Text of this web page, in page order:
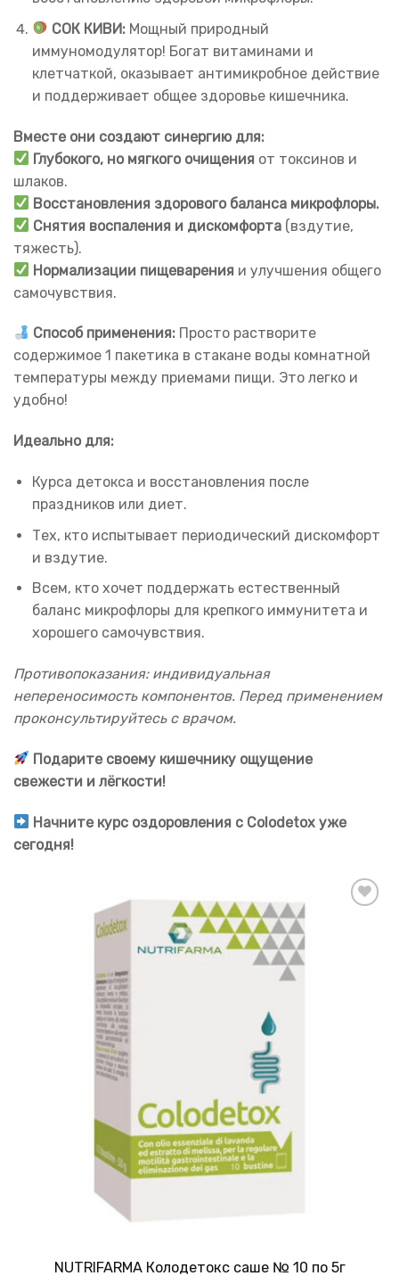
СОК КИВИ: Мощный природный
иммуномодулятор! Богат витаминами и
клетчаткой, оказывает антимикробное действие
и поддерживает общее здоровье кишечника.
Вместе они создают синергию для:
Глубокого, но мягкого очищения от токсинов и
шлаков.
Восстановления здорового баланса микрофлоры.
Снятия воспаления и дискомфорта (вздутие,
тяжесть).
Нормализации пищеварения и улучшения общего
самочувствия.
Способ применения: Просто растворите
содержимое 1 пакетика в стакане воды комнатной
температуры между приемами пищи. Это легко и
удобно!
Идеально для:
Курса детокса и восстановления после
праздников или диет.
Тех, кто испытывает периодический дискомфорт
и вздутие.
Всем, кто хочет поддержать естественный
баланс микрофлоры для крепкого иммунитета и
хорошего самочувствия.
Противопоказания: индивидуальная
непереносимость компонентов. Перед применением
проконсультируйтесь с врачом.
Подарите своему кишечнику ощущение
свежести и лёгкости!
Начните курс оздоровления с Colodetox уже
сегодня!
NUTRIFARMA Колодетокс саше № 10 по 5г